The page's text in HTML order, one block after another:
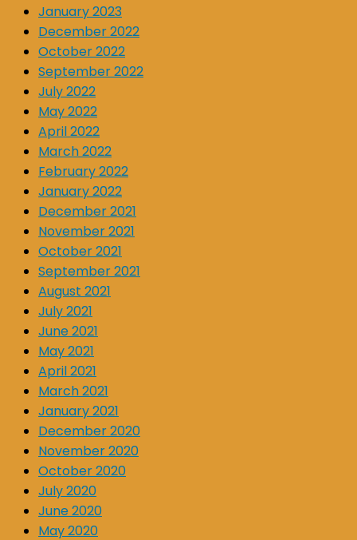
January 2023
December 2022
October 2022
September 2022
July 2022
May 2022
April 2022
March 2022
February 2022
January 2022
December 2021
November 2021
October 2021
September 2021
August 2021
July 2021
June 2021
May 2021
April 2021
March 2021
January 2021
December 2020
November 2020
October 2020
July 2020
June 2020
May 2020